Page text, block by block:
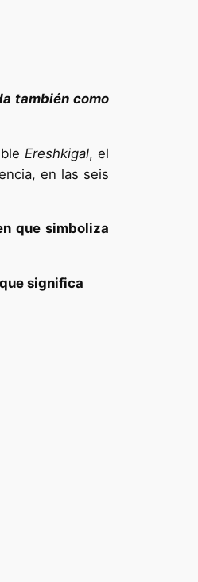
también como
Ereshkigal, el
en las seis
que simboliza
significa